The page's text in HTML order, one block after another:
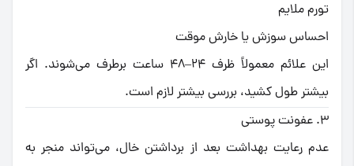
تورم ملایم
احساس سوزش یا خارش موقت
این علائم معمولاً ظرف ۲۴–۴۸ ساعت برطرف می‌شوند. اگر
بیشتر طول کشید، بررسی بیشتر لازم است.
۳. عفونت پوستی
عدم رعایت بهداشت بعد از برداشتن خال، می‌تواند منجر به